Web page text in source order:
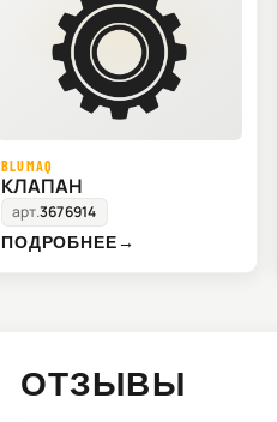
BLUMAQ
КЛАПАН
арт.3676914
ПОДРОБНЕЕ→
ОТЗЫВЫ